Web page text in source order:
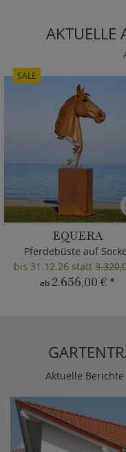
AKTUELLE
SALE
EQUERA
Pferdebüste auf
bis 31.12.26 statt
ab2.656,00 € *
Aktuelle